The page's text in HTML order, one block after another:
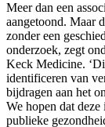
Meer dan een
aangetoond. Maar
zonder een
onderzoek, zegt
Keck Medicine.
identificeren van
bijdragen aan het
We hopen dat
publieke